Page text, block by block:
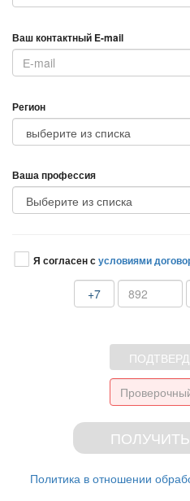
аш контактный E-mail
Регион
аша профессия
Я согласен сусловиями
+7
Политика в отношении